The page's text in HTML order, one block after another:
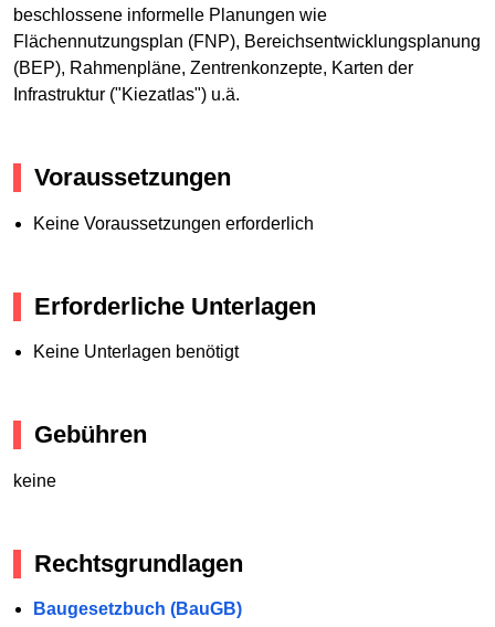
beschlossene informelle Planungen wie
Flächennutzungsplan (FNP), Bereichsentwicklungsplanung
(BEP), Rahmenpläne, Zentrenkonzepte, Karten der
Infrastruktur ("Kiezatlas") u.ä.
Voraussetzungen
Keine Voraussetzungen erforderlich
Erforderliche Unterlagen
Keine Unterlagen benötigt
Gebühren
keine
Rechtsgrundlagen
Baugesetzbuch (BauGB)